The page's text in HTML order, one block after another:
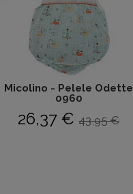
Micolino - Pelele Odette
0960
26,37 €43,95 €